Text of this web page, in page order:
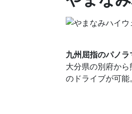
九州屈指のパノ
大分県の別府か
のドライブが可